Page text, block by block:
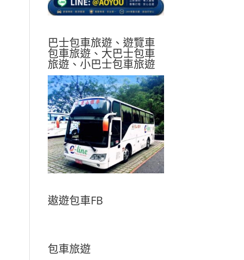
巴士包車旅遊、遊覽車
包車旅遊、大巴士包車
旅遊、小巴士包車旅遊
遨遊包車FB
包車旅遊